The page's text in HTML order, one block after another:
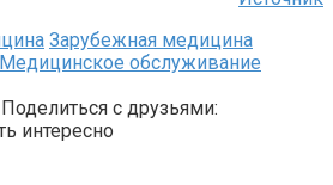
Зарубежная медицина
Медицинское обслуживание
с друзьями:
интересно